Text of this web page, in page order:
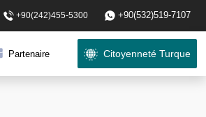
+90(242)455-5300 +90(532)519-7107
Partenaire Citoyenneté Turque